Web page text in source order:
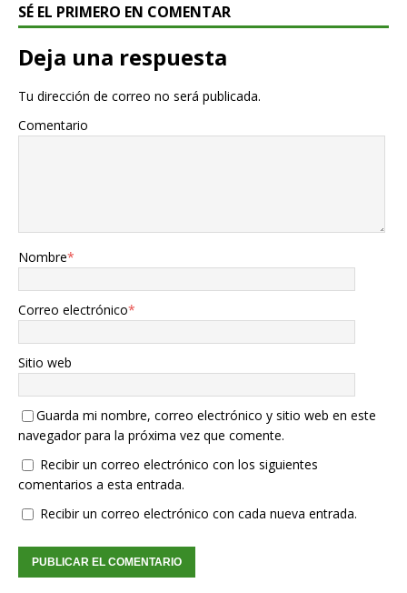
SÉ EL PRIMERO EN COMENTAR
Deja una respuesta
Tu dirección de correo no será publicada.
Comentario
Nombre*
Correo electrónico*
Sitio web
Guarda mi nombre, correo electrónico y sitio web en este
navegador para la próxima vez que comente.
Recibir un correo electrónico con los siguientes
comentarios a esta entrada.
Recibir un correo electrónico con cada nueva entrada.